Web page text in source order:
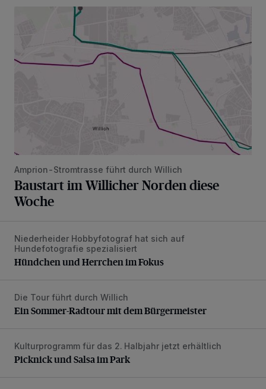
Baustart im Willicher Norden diese Woche
Amprion-Stromtrasse führt durch Willich
Baustart im Willicher Norden diese
Woche
Hündchen und Herrchen im Fokus
Niederheider Hobbyfotograf hat sich auf
Hundefotografie spezialisiert
Hündchen und Herrchen im Fokus
Ein Sommer-Radtour mit dem Bürgermeister
Die Tour führt durch Willich
Ein Sommer-Radtour mit dem Bürgermeister
Picknick und Salsa im Park
Kulturprogramm für das 2. Halbjahr jetzt erhältlich
Picknick und Salsa im Park